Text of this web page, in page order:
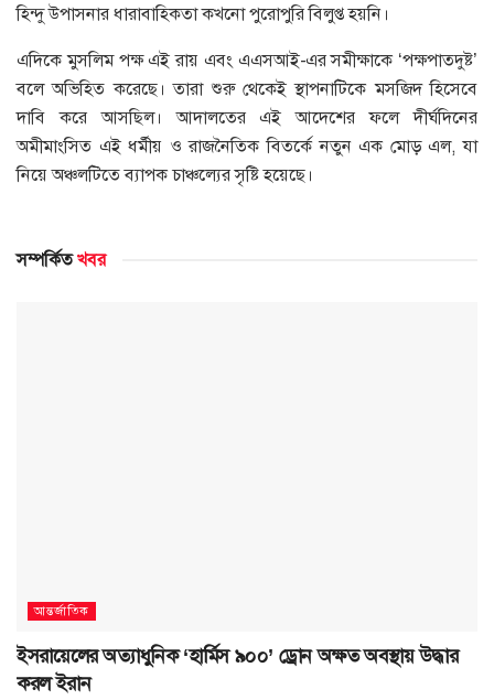
হিন্দু উপাসনার ধারাবাহিকতা কখনো পুরোপুরি বিলুপ্ত হয়নি।
এদিকে মুসলিম পক্ষ এই রায় এবং এএসআই-এর সমীক্ষাকে ‘পক্ষপাতদুষ্ট’
বলে অভিহিত করেছে। তারা শুরু থেকেই স্থাপনাটিকে মসজিদ হিসেবে
দাবি করে আসছিল। আদালতের এই আদেশের ফলে দীর্ঘদিনের
অমীমাংসিত এই ধর্মীয় ও রাজনৈতিক বিতর্কে নতুন এক মোড় এল, যা
নিয়ে অঞ্চলটিতে ব্যাপক চাঞ্চল্যের সৃষ্টি হয়েছে।
সম্পর্কিতখবর
আন্তর্জাতিক
ইসরায়েলের অত্যাধুনিক ‘হার্মিস ৯০০’ ড্রোন অক্ষত অবস্থায় উদ্ধার
করল ইরান